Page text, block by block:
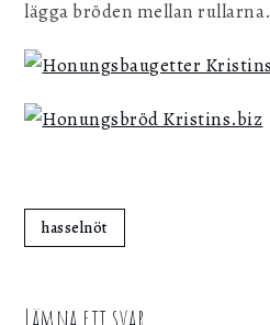
lägga bröden mellan rullarna.
hasselnöt